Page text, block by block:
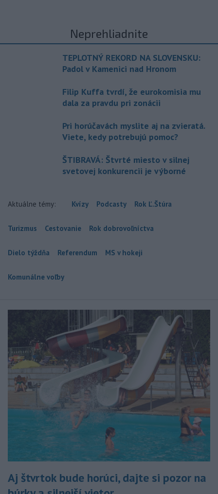
Neprehliadnite
TEPLOTNÝ REKORD NA SLOVENSKU:
Padol v Kamenici nad Hronom
Filip Kuffa tvrdí, že eurokomisia mu
dala za pravdu pri zonácii
Pri horúčavách myslite aj na zvieratá.
Viete, kedy potrebujú pomoc?
ŠTIBRAVÁ: Štvrté miesto v silnej
svetovej konkurencii je výborné
Aktuálne témy: Kvízy Podcasty Rok Ľ.Štúra
Turizmus Cestovanie Rok dobrovoľníctva
Dielo týždňa Referendum MS v hokeji
Komunálne voľby
Aj štvrtok bude horúci, dajte si pozor na